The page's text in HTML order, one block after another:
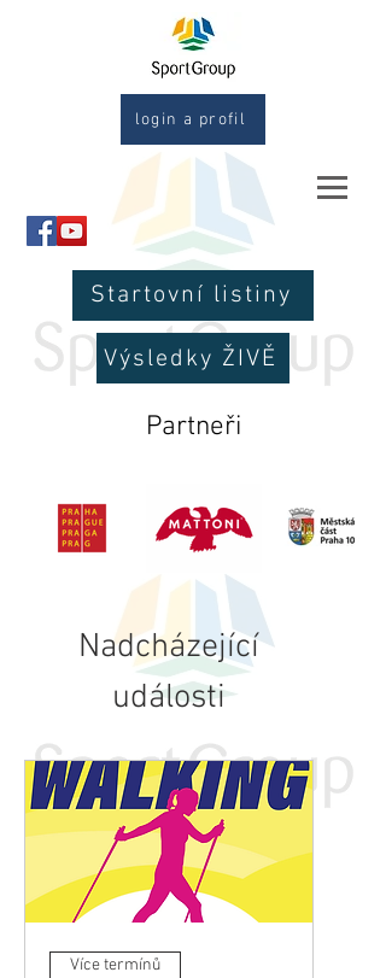
login a profil
Startovní listiny
Výsledky ŽIVĚ
Partneři
Nadcházející
události
Více termínů